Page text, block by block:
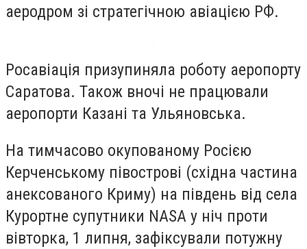
аеродром зі стратегічною авіацією РФ.
Росавіація призупиняла роботу аеропорту
Саратова. Також вночі не працювали
аеропорти Казані та Ульяновська.
На тимчасово окупованому Росією
Керченському півострові (східна частина
анексованого Криму) на південь від села
Курортне супутники NASA у ніч проти
вівторка, 1 липня, зафіксували потужну